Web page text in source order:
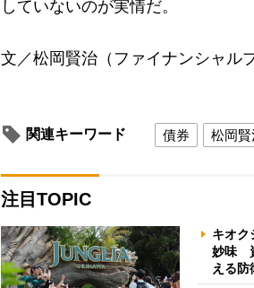
していないのが実情だ。
文／松岡賢治（ファイナンシャル
関連キーワード 債券 松岡賢
注目TOPIC
キオク
妙味
える防